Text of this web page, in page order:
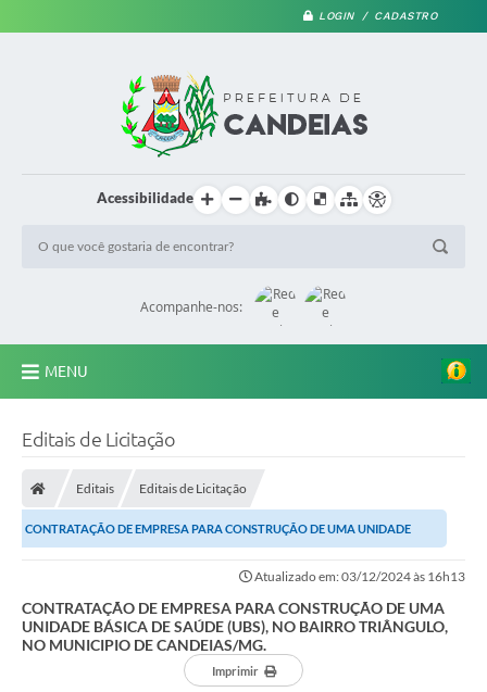
LOGIN / CADASTRO
Acessibilidade
Acompanhe-nos:
MENU
Diário Oficial
Contato
Notícias
Editais de Licitação
Editais Editais de Licitação
CONTRATAÇÃO DE EMPRESA PARA CONSTRUÇÃO DE UMA UNIDADE
Atualizado em: 03/12/2024 às 16h13
CONTRATAÇÃO DE EMPRESA PARA CONSTRUÇÃO DE UMA
UNIDADE BÁSICA DE SAÚDE (UBS), NO BAIRRO TRIÂNGULO,
NO MUNICIPIO DE CANDEIAS/MG.
Imprimir